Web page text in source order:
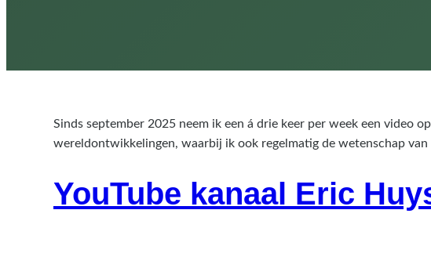
Sinds september 2025 neem ik een á drie keer per week een video
wereldontwikkelingen, waarbij ik ook regelmatig de wetenschap
YouTube kanaal Eric